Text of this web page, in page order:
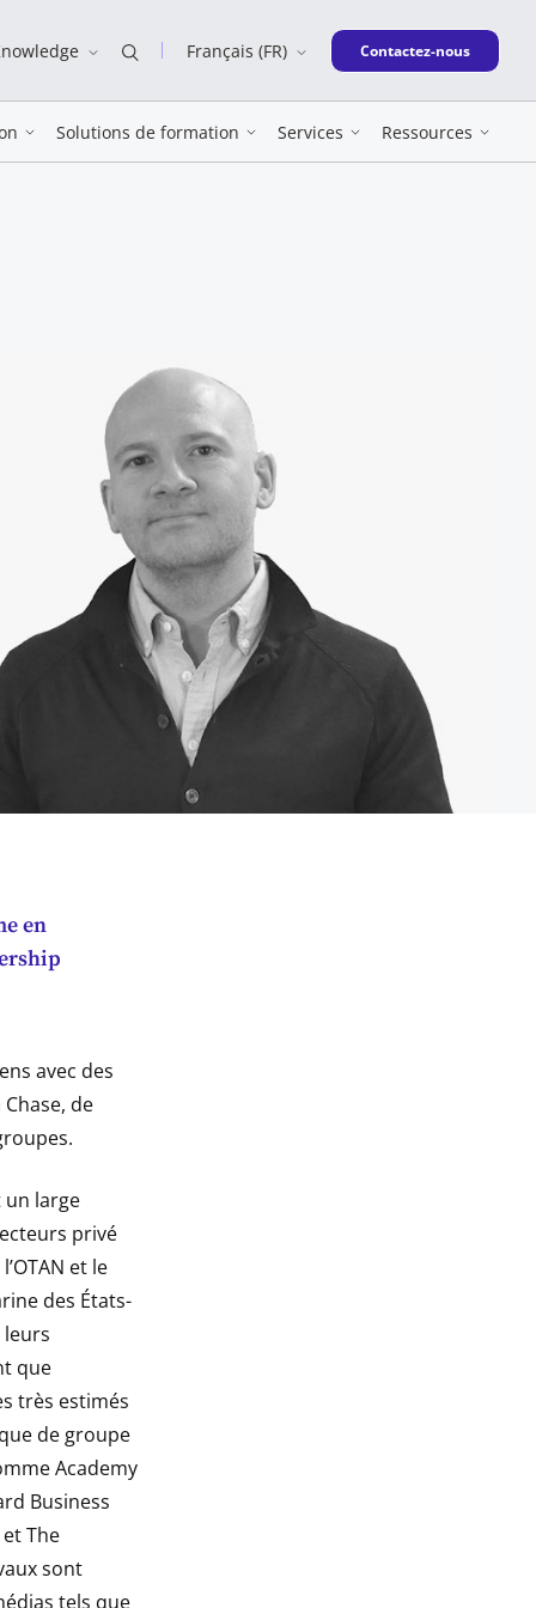
Français (FR) New window
Contactez-nous
Solutions de formation Services Ressources
en
avec des
de
un large
privé
et le
des États-
leurs
que
très estimés
de groupe
Academy
Business
The
sont
tels que